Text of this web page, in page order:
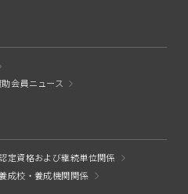
会員ニュース
定資格および継続単位関係
成校・養成機関関係